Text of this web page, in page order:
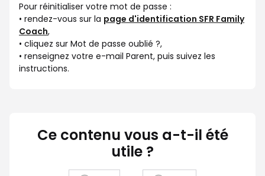
Pour réinitialiser votre mot de passe :
• rendez-vous sur la page d'identification SFR Family
Coach,
• cliquez sur Mot de passe oublié ?,
• renseignez votre e-mail Parent, puis suivez les
instructions.
Ce contenu vous a-t-il été
utile ?